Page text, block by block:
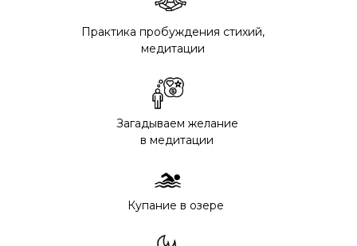
Практика пробуждения стихий,
медитации
Купание в озере
Загадываем желание
в медитации